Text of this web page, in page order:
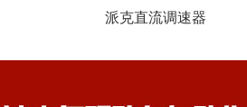
派克直流调速器